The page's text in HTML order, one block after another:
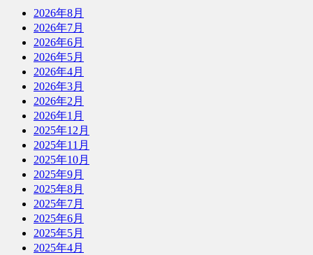
2026年8月
2026年7月
2026年6月
2026年5月
2026年4月
2026年3月
2026年2月
2026年1月
2025年12月
2025年11月
2025年10月
2025年9月
2025年8月
2025年7月
2025年6月
2025年5月
2025年4月